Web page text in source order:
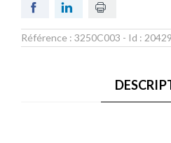
Référence : 3250C003 - Id :